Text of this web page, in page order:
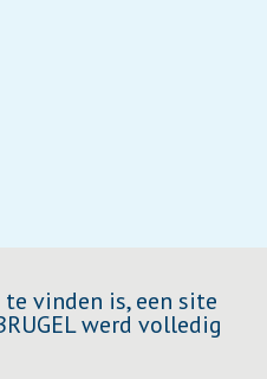
vinden is, een site
werd volledig